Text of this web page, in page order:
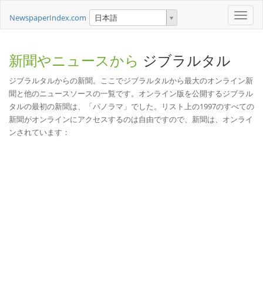
Toggle
NewspaperIndex.com 日本語
新聞やニュースから ジブラルタル
ジブラルタルからの新聞。ここでジブラルタルから最大のオンライン新
聞と他のニュースソースの一覧です。オンライン版を公開するジブラル
タルの最初の新聞は、「パノラマ」でした。リスト上の1997のすべての
新聞がオンラインにアクセスするのは自由ですので、新聞は、オンライ
ンされています：